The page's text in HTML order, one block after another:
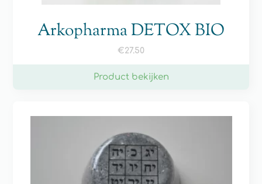
Arkopharma DETOX BIO
€27.50
Product bekijken